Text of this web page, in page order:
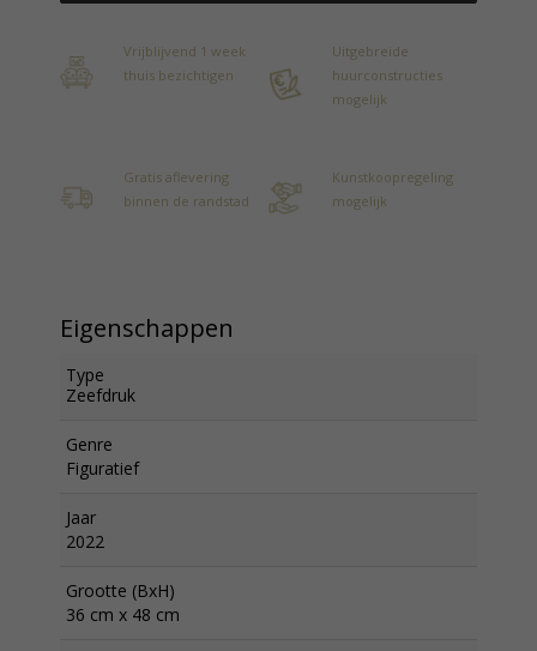
Vrijblijvend 1 week
thuis bezichtigen
Uitgebreide
huurconstructies
mogelijk
Gratis aflevering
binnen de randstad
Kunstkoopregeling
mogelijk
Eigenschappen
Type
Zeefdruk
Genre
Figuratief
Jaar
2022
Grootte (BxH)
36 cm x 48 cm